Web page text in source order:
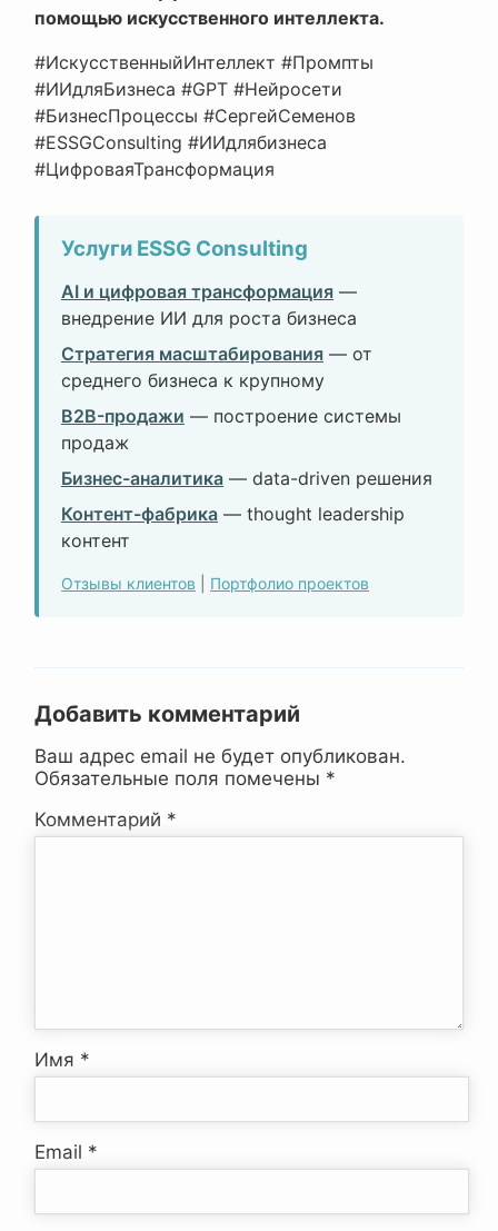
помощью искусственного интеллекта.
#ИскусственныйИнтеллект #Промпты
#ИИдляБизнеса #GPT #Нейросети
#БизнесПроцессы #СергейСеменов
#ESSGConsulting #ИИдлябизнеса
#ЦифроваяТрансформация
Услуги ESSG Consulting
AI и цифровая трансформация —
внедрение ИИ для роста бизнеса
Стратегия масштабирования — от
среднего бизнеса к крупному
B2B-продажи — построение системы
продаж
Бизнес-аналитика — data-driven решения
Контент-фабрика — thought leadership
контент
Отзывы клиентов Портфолио проектов
Добавить комментарий
Ваш адрес email не будет опубликован.
Обязательные поля помечены *
Комментарий *
Имя *
Email *